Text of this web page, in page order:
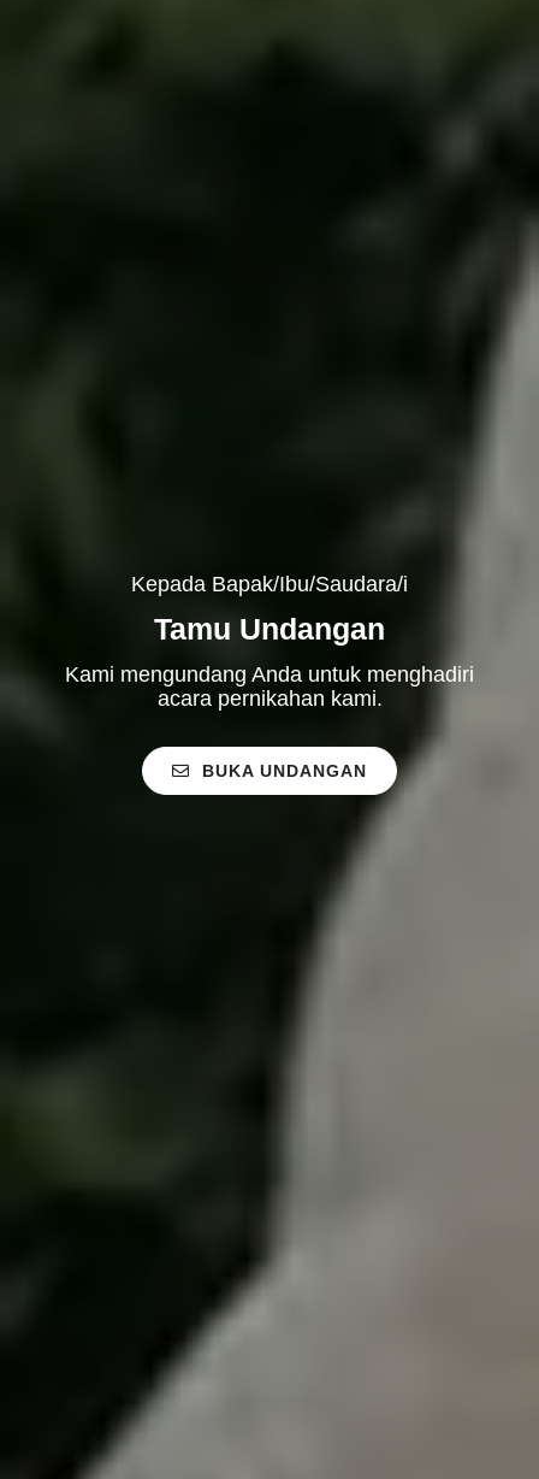
Kepada Bapak/Ibu/Saudara/i
Tamu Undangan
Kami mengundang Anda untuk menghadiri
acara pernikahan kami.
BUKA UNDANGAN